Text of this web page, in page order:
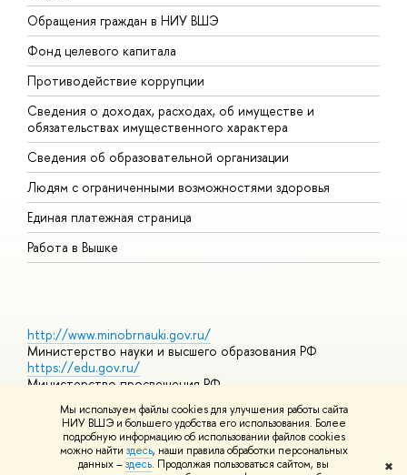
Мы используем файлы cookies для улучшения работы сайта
НИУ ВШЭ и большего удобства его использования. Более
подробную информацию об использовании файлов cookies
можно найти здесь, наши правила обработки персональных
данных –здесь. Продолжая пользоваться сайтом, вы
✖
Обращения граждан в НИУ ВШЭ
Фонд целевого капитала
Противодействие коррупции
Сведения о доходах, расходах, об имуществе и
обязательствах имущественного характера
Сведения об образовательной организации
Людям с ограниченными возможностями здоровья
Единая платежная страница
Работа в Вышке
http://www.minobrnauki.gov.ru/
Министерство науки и высшего образования РФ
https://edu.gov.ru/
Министерство просвещения РФ
https://elearning.hse.ru/mooc
Массовые открытые онлайн-курсы
© НИУ ВШЭ 1993–2026 Адреса и контактыУсловия